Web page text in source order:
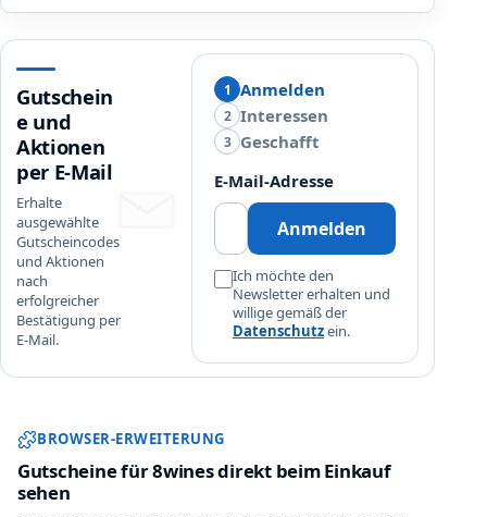
r
n
Gutschein
e und
Aktionen
per E-Mail
Erhalte
ausgewählte
Gutscheincodes
und Aktionen
nach
erfolgreicher
Bestätigung per
E-Mail.
1 Anmelden
2 Interessen
3 Geschafft
E-Mail-Adresse
Anmelden
Ich möchte den
Newsletter erhalten und
willige gemäß der
Datenschutzein.
Sparwat Browser-Erweiterung und
BROWSER-ERWEITERUNG
Gutscheine für 8wines direkt beim Einkauf
sehen